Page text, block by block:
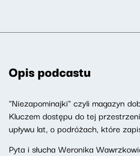
Opis podcastu
"Niezapominajki" czyli magazyn
Kluczem dostępu do tej
upływu lat, o podróżach, które
Pyta i słucha Weronika